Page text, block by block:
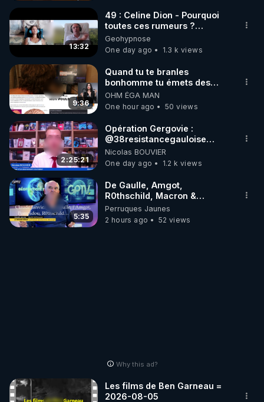
en raison de
budgétaires, le nombre
de mères et d'enfants
accompagnés…
nombre de mères et
d'enfants accompagnés…
13:32
49 : Celine Dion - Pourquoi
toutes ces rumeurs ?
Enquête sous hypnose
Geohypnose
One day ago
1.3 k views
9:36
Quand tu te branles
bonhomme tu émets des
ondes ils ont juste omis de
t'expliquer
OHM ÉGA MAN
One hour ago
50 views
2:25:21
Opération Gergovie :
‪@38resistancegauloise‬
‪@MarionSigautOfficiel‬
‪@gladysriifard5710‬ Laëtitia
Nicolas BOUVIER
One day ago
1.2 k views
5:35
De Gaulle, Amgot,
R0thschild, Macron &
Pompidou… Macron Claude
Janvier, GPTV, 18 X 2024
Perruques Jaunes
2 hours ago
52 views
Why this ad?
Les films de Ben Garneau =
2026-08-05